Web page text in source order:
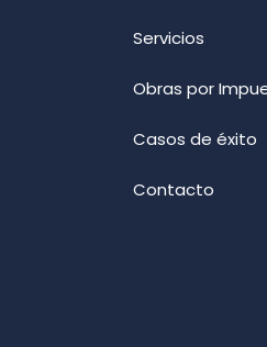
Servicios
Obras por
Casos de éxito
Contacto